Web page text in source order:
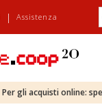
| Assistenza
Per gli acquisti online: